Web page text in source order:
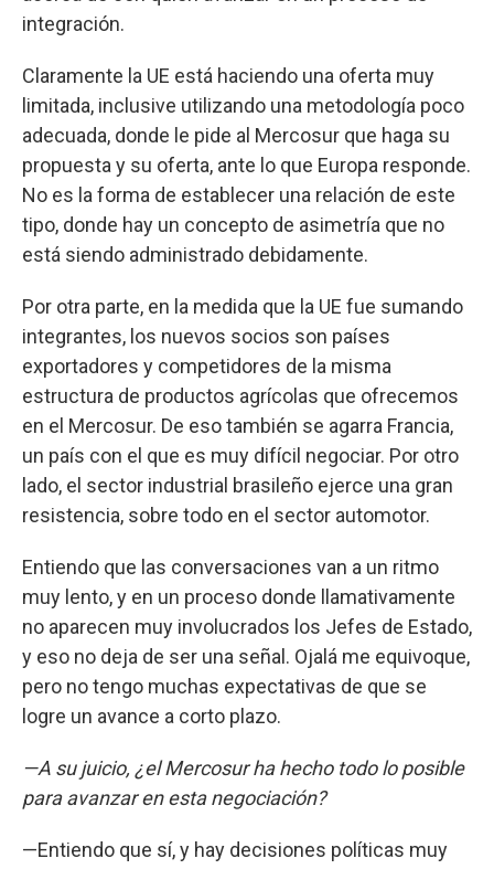
integración.
Claramente la UE está haciendo una oferta muy
limitada, inclusive utilizando una metodología poco
adecuada, donde le pide al Mercosur que haga su
propuesta y su oferta, ante lo que Europa responde.
No es la forma de establecer una relación de este
tipo, donde hay un concepto de asimetría que no
está siendo administrado debidamente.
Por otra parte, en la medida que la UE fue sumando
integrantes, los nuevos socios son países
exportadores y competidores de la misma
estructura de productos agrícolas que ofrecemos
en el Mercosur. De eso también se agarra Francia,
un país con el que es muy difícil negociar. Por otro
lado, el sector industrial brasileño ejerce una gran
resistencia, sobre todo en el sector automotor.
Entiendo que las conversaciones van a un ritmo
muy lento, y en un proceso donde llamativamente
no aparecen muy involucrados los Jefes de Estado,
y eso no deja de ser una señal. Ojalá me equivoque,
pero no tengo muchas expectativas de que se
logre un avance a corto plazo.
—A su juicio, ¿el Mercosur ha hecho todo lo posible
para avanzar en esta negociación?
—Entiendo que sí, y hay decisiones políticas muy